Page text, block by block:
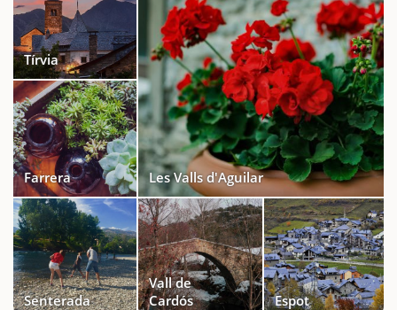
Tírvia
Farrera Les Valls d'Aguilar
Senterada
Vall de
Cardós
Espot